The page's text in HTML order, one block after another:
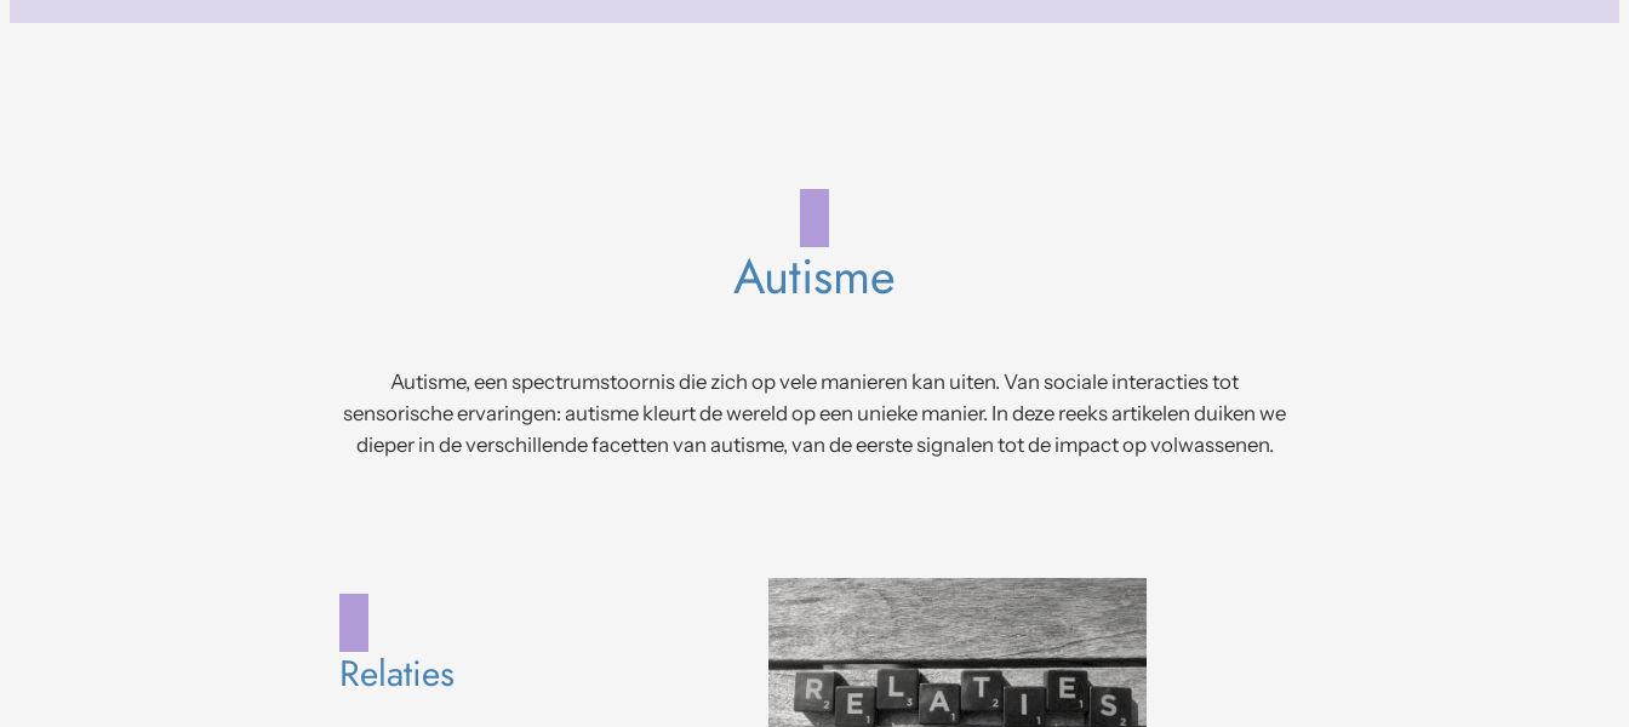
Autisme
Autisme, een spectrumstoornis die zich op vele manieren kan uiten. Van sociale interacties tot
sensorische ervaringen: autisme kleurt de wereld op een unieke manier. In deze reeks artikelen duiken we
dieper in de verschillende facetten van autisme, van de eerste signalen tot de impact op volwassenen.
Relaties